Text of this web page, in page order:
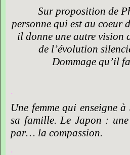
Sur proposition de
personne qui est au coeur
il donne une autre vision
de l’évolution
Dommage qu’il
.
Une femme qui enseigne
sa famille. Le Japon :
par… la compassion.
.